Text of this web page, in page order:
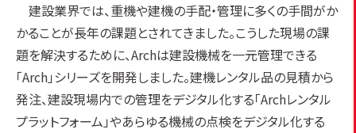
建設業界では、重機や建機の手配・管理に多くの手間がか
かることが長年の課題とされてきました。こうした現場の課
題を解決するために、Archは建設機械を一元管理できる
「Arch」シリーズを開発しました。建機レンタル品の見積から
発注、建設現場内での管理をデジタル化する「Archレンタル
プラットフォーム」やあらゆる機械の点検をデジタル化する